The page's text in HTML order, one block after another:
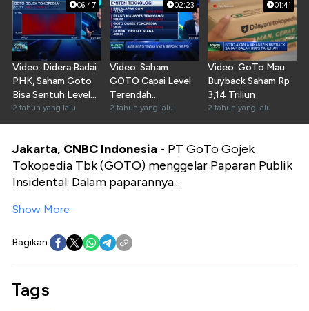
06:47
Video: Didera Badai
PHK, Saham Goto
Bisa Sentuh Level
Gocap?
2 tahun yang lalu
02:23
Video: Saham
GOTO Capai Level
Terendah
Sepanjang Masa,
Ada Apa?
2 tahun yang lalu
01:41
Video: GoTo Mau
Buyback Saham Rp
3,14 Triliun
2 tahun yang lalu
Jakarta, CNBC Indonesia - PT GoTo Gojek
Tokopedia Tbk (GOTO) menggelar Paparan Publik
Insidental. Dalam paparannya...
Show More
Bagikan:
Tags